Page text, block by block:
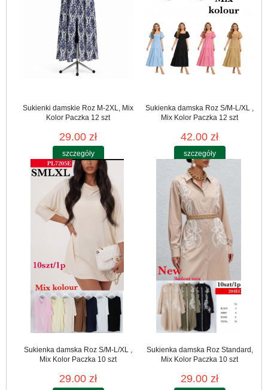
Sukienki damskie Roz M-2XL, Mix
Kolor Paczka 12 szt
29.00 zł
szczegóły
Sukienka damska Roz S/M-L/XL ,
Mix Kolor Paczka 12 szt
42.00 zł
szczegóły
Sukienka damska Roz S/M-L/XL ,
Mix Kolor Paczka 10 szt
29.00 zł
Sukienka damska Roz Standard,
Mix Kolor Paczka 10 szt
29.00 zł